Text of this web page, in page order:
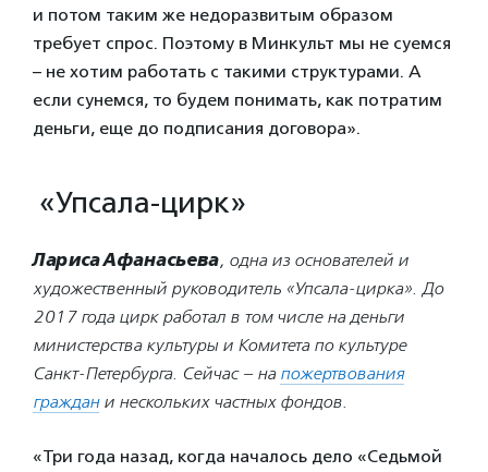
и потом таким же недоразвитым образом
требует спрос. Поэтому в Минкульт мы не суемся
– не хотим работать с такими структурами. А
если сунемся, то будем понимать, как потратим
деньги, еще до подписания договора».
«Упсала-цирк»
Лариса Афанасьева, одна из основателей и
художественный руководитель «Упсала-цирка». До
2017 года цирк работал в том числе на деньги
министерства культуры и Комитета по культуре
Санкт-Петербурга. Сейчас – на пожертвования
граждани нескольких частных фондов.
«Три года назад, когда началось дело «Седьмой